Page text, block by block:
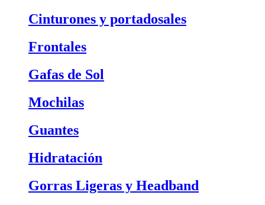
Cinturones y portadosales
Frontales
Gafas de Sol
Mochilas
Guantes
Hidratación
Gorras Ligeras y Headband